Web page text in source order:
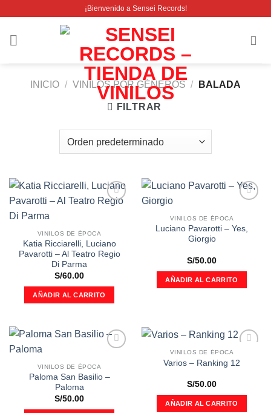
contenido
¡Bienvenido a Sensei Records!
INICIO / VINILOS POR GÉNEROS / BALADA
FILTRAR
deseos
VINILOS DE ÉPOCA
Katia Ricciarelli, Luciano
Pavarotti – Al Teatro Regio
Di Parma
S/60.00
AÑADIR AL CARRITO
lista de
deseos
VINILOS DE ÉPOCA
Luciano Pavarotti – Yes,
Giorgio
S/50.00
AÑADIR AL CARRITO
lista de
VINILOS DE ÉPOCA
Paloma San Basilio –
Paloma
S/50.00
a la
VINILOS DE ÉPOCA
Varios – Ranking 12
S/50.00
AÑADIR AL CARRITO